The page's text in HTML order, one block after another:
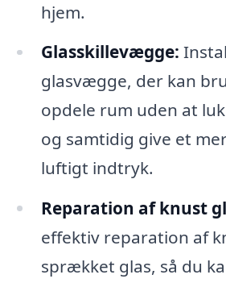
hjem.
Glasskillevægge:
glasvægge, der kan
opdele rum uden at
og samtidig give et
luftigt indtryk.
Reparation af knust
effektiv reparation af
sprækket glas, så du